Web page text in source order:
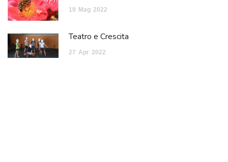
19 Mag 2022
Teatro e Crescita
27 Apr 2022